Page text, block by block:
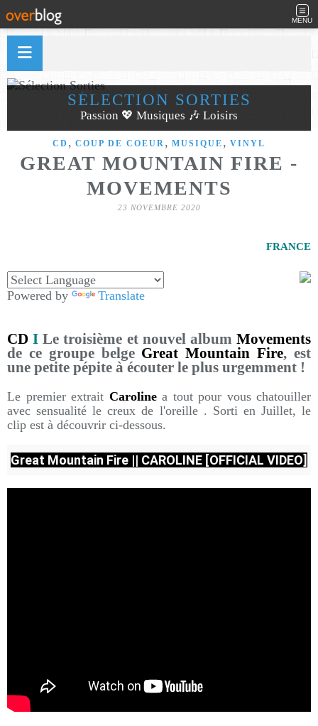
MENU
SÉLECTION SORTIES
Passion 💖 Musiques 🎶 Loisirs
CD , COUP DE COEUR , MUSIQUE , VINYL
GREAT MOUNTAIN FIRE -
MOVEMENTS
23 NOVEMBRE 2020
FRANCE
Powered by Translate
CDI Le troisième et nouvel albumMovements
de ce groupe belge Great Mountain Fire, est
une petite pépite à écouter le plus urgemment !
Le premier extrait Carolinea tout pour vous chatouiller
avec sensualité le creux de l'oreille . Sorti en Juillet, le
clip est à découvrir ci-dessous.
Great Mountain Fire || CAROLINE [OFFICIAL VIDEO]